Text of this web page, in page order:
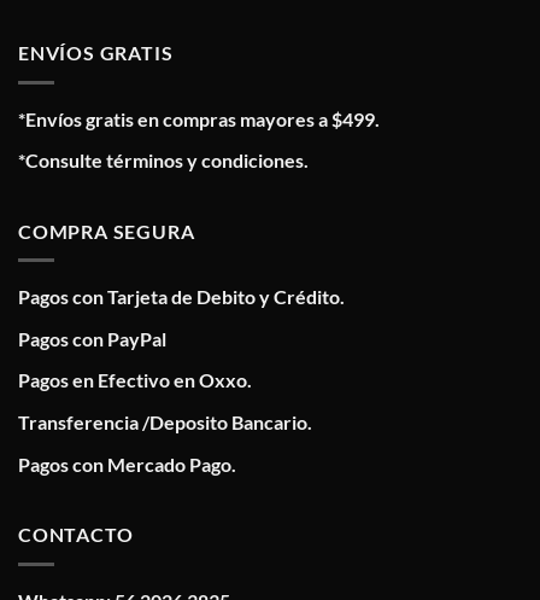
ENVÍOS GRATIS
*Envíos gratis en compras mayores a $499.
*Consulte términos y condiciones.
COMPRA SEGURA
Pagos con Tarjeta de Debito y Crédito.
Pagos con PayPal
Pagos en Efectivo en Oxxo.
Transferencia /Deposito Bancario.
Pagos con Mercado Pago.
CONTACTO